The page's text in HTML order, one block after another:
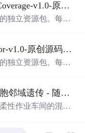
技创新与产业创新
AI-Coding-Exercise-Feedback-Coverage-v1.0-原创源码与文档.zip
独立资源包。每个
License及原创与授
test验证算法，
日志或其他受限素
审计和课程实践。
Skill-Execution-Receipt-Validator-v1.0-原创源码与文档.zip
独立资源包。每个
License及原创与授
test验证算法，
面向高柔性柔性作业车间的元胞邻域遗传 - 随机重启爬山混合调度优化算法（Matlab代码实现）
性作业车间的混合